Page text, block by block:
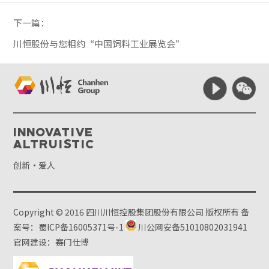
下一篇：
川恒股份与您相约“中国饲料工业展览会”
Innovative
Altruistic
创新·爱人
Copyright © 2016 四川川恒控股集团股份有限公司 版权所有备
案号：蜀ICP备16005371号-1
川公网安备51010802031941
官网建设：赛门仕博